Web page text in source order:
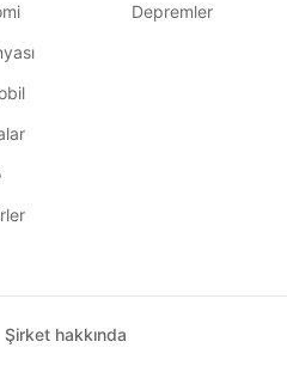
Depremler
Şirket hakkında